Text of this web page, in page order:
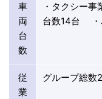
車
両
台
数
・タクシー
台数14台 ・
従
業
グループ総数